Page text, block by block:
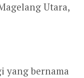
Utara,
yang bernama